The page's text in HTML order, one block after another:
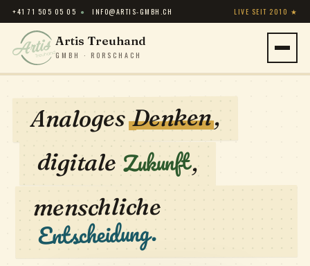
+41 71 505 05 05 ● INFO@ARTIS-GMBH.CH LIVE SEIT 2010 ★
Artis Treuhand
GMBH · RORSCHACH
AnalogesDenken,
digitaleZukunft,
menschliche
Entscheidung.